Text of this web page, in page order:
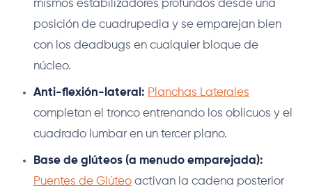
mismos estabilizadores profundos desde una
posición de cuadrupedia y se emparejan bien
con los deadbugs en cualquier bloque de
núcleo.
Anti-flexión-lateral: Planchas Laterales
completan el tronco entrenando los oblicuos y el
cuadrado lumbar en un tercer plano.
Base de glúteos (a menudo emparejada):
Puentes de Glúteo activan la cadena posterior